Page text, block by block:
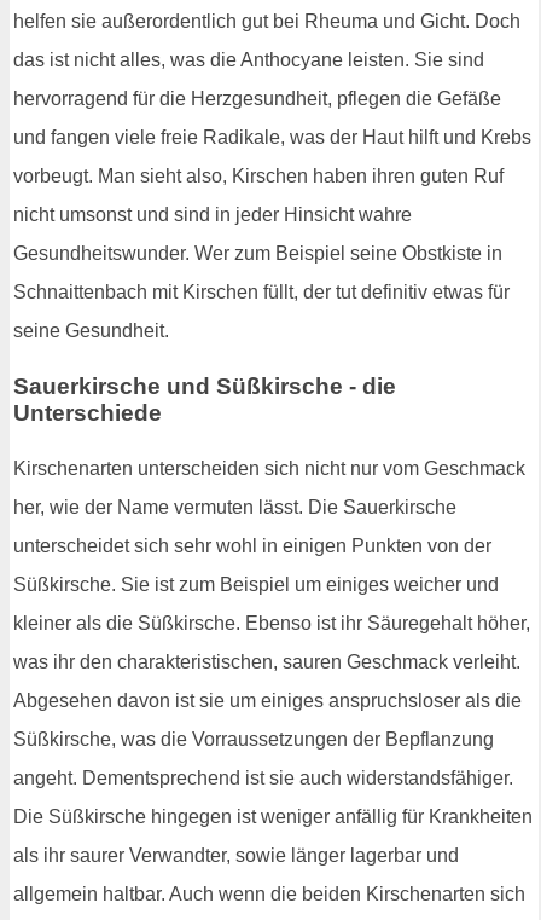
helfen sie außerordentlich gut bei Rheuma und Gicht. Doch
das ist nicht alles, was die Anthocyane leisten. Sie sind
hervorragend für die Herzgesundheit, pflegen die Gefäße
und fangen viele freie Radikale, was der Haut hilft und Krebs
vorbeugt. Man sieht also, Kirschen haben ihren guten Ruf
nicht umsonst und sind in jeder Hinsicht wahre
Gesundheitswunder. Wer zum Beispiel seine Obstkiste in
Schnaittenbach mit Kirschen füllt, der tut definitiv etwas für
seine Gesundheit.
Sauerkirsche und Süßkirsche - die
Unterschiede
Kirschenarten unterscheiden sich nicht nur vom Geschmack
her, wie der Name vermuten lässt. Die Sauerkirsche
unterscheidet sich sehr wohl in einigen Punkten von der
Süßkirsche. Sie ist zum Beispiel um einiges weicher und
kleiner als die Süßkirsche. Ebenso ist ihr Säuregehalt höher,
was ihr den charakteristischen, sauren Geschmack verleiht.
Abgesehen davon ist sie um einiges anspruchsloser als die
Süßkirsche, was die Vorraussetzungen der Bepflanzung
angeht. Dementsprechend ist sie auch widerstandsfähiger.
Die Süßkirsche hingegen ist weniger anfällig für Krankheiten
als ihr saurer Verwandter, sowie länger lagerbar und
allgemein haltbar. Auch wenn die beiden Kirschenarten sich